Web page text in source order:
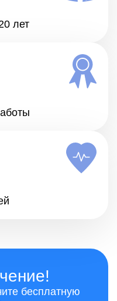
лет
бесплатную